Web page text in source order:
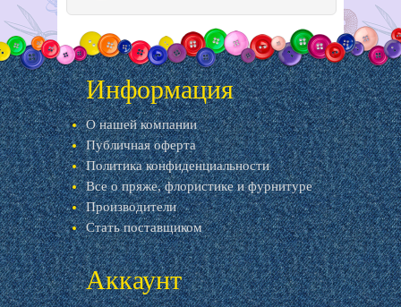
Информация
О нашей компании
Публичная оферта
Политика конфиденциальности
Все о пряже, флористике и фурнитуре
Производители
Стать поставщиком
Аккаунт